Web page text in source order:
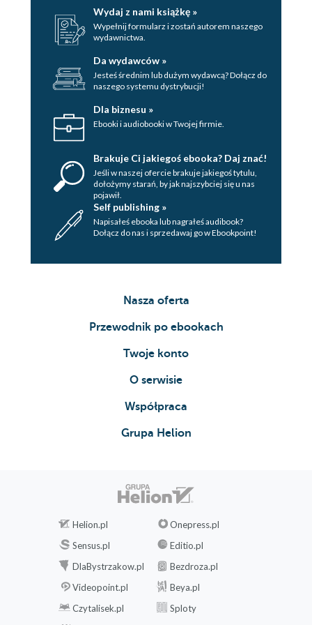
ROZDZIAŁ XXXVIII. ROZWIĄZANIE
SPÓŁKI
ROZDZIAŁ XXXIX. WICKFIELD I HEEP
ROZDZIAŁ XL. WĘDROWIEC
ROZDZIAŁ XLI. CIOTKI DORY
ROZDZIAŁ XLII. OMYŁKA
ROZDZIAŁ XLIII. RZUT OKA W
ROZDZIAŁ XLIV. NASZE
GOSPODARSTWO
ROZDZIAŁ XLV. PAN DICK SPEŁNIA
PRZEPOWIEDNIE CIOTKI
ROZDZIAŁ XLVI. WIEŚCI
ROZDZIAŁ XLVII. MARTA
ROZDZIAŁ L. SPRAWDZA SIĘ SEN
PANA PEGGOTTY
PODRÓŻY
ROZDZIAŁ LII. WYBUCH
PRZESZŁOŚĆ
MICAWBERA
ROZDZIAŁ LVII. EMIGRANCI
ROZDZIAŁ LVIII. NIEOBECNOŚĆ
ROZDZIAŁ LIX. POWRÓT
ROZDZIAŁ LX. AGNIESZKA
ROZDZIAŁ LXII. PRZEBŁYSK
SZCZĘŚCIA
ROZDZIAŁ LXIII. GOŚĆ
Wydaj z nami książkę »
Wypełnij formularz i zostań autorem naszego
wydawnictwa.
Da wydawców »
Jesteś średnim lub dużym wydawcą? Dołącz do
naszego systemu dystrybucji!
Dla biznesu »
Ebooki i audiobooki w Twojej firmie.
Brakuje Ci jakiegoś ebooka? Daj znać!
Jeśli w naszej ofercie brakuje jakiegoś tytulu,
dołożymy starań, by jak najszybciej się u nas
pojawił.
Self publishing »
Napisałeś ebooka lub nagrałeś audibook?
Dołącz do nas i sprzedawaj go w Ebookpoint!
Nasza oferta
Przewodnik po ebookach
Twoje konto
O serwisie
Współpraca
Grupa Helion
Helion.pl
Onepress.pl
Sensus.pl
Editio.pl
DlaBystrzakow.pl
Bezdroza.pl
Videopoint.pl
Beya.pl
Czytalisek.pl
Sploty